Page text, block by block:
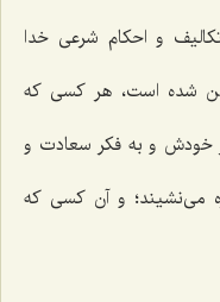
و احکام شرعی خدا
شده است، هر کسی که
خودش و به فکر سعادت و
می‌نشیند؛ و آن کسی که